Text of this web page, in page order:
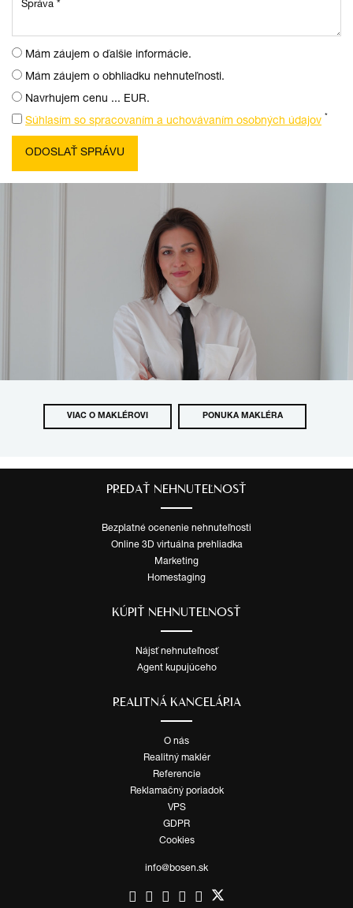
Mám záujem o ďalšie informácie.
Mám záujem o obhliadku nehnuteľnosti.
Navrhujem cenu ... EUR.
Súhlasím so spracovaním a uchovávaním osobných údajov *
VIAC O MAKLÉROVI PONUKA MAKLÉRA
PREDAŤ NEHNUTEĽNOSŤ
Bezplatné ocenenie nehnuteľnosti
Online 3D virtuálna prehliadka
Marketing
Homestaging
KÚPIŤ NEHNUTEĽNOSŤ
Nájsť nehnuteľnosť
Agent kupujúceho
REALITNÁ KANCELÁRIA
O nás
Realitný maklér
Referencie
Reklamačný poriadok
VPS
GDPR
Cookies
info@bosen.sk